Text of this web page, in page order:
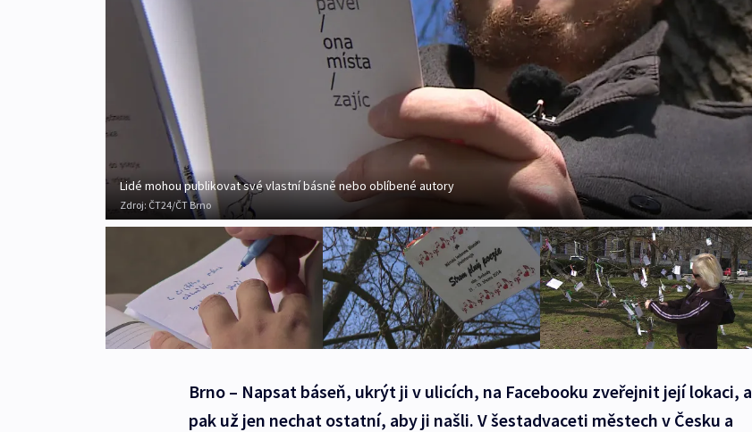
Lidé mohou publikovat své vlastní básně nebo oblíbené autory
Zdroj: ČT24/ČT Brno
Brno – Napsat báseň, ukrýt ji v ulicích, na Facebooku zveřejnit její lokaci, a
pak už jen nechat ostatní, aby ji našli. V šestadvaceti městech v Česku a